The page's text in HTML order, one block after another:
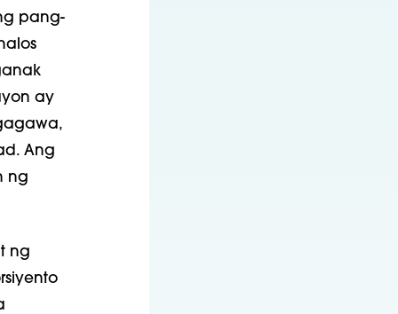
pang-
ay
Ang
ng
ng